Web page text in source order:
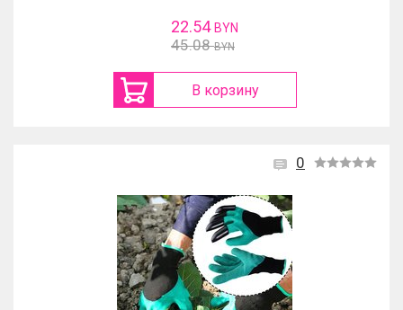
22.54 BYN
45.08 BYN
В корзину
0